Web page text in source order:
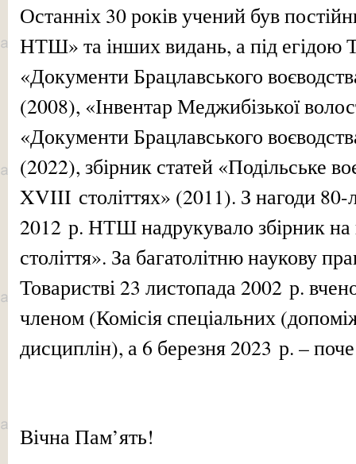
Останніх 30 років учений був
НТШ» та інших видань, а під егідою
«Документи Брацлавського
(2008), «Інвентар Меджибізької
«Документи Брацлавського
(2022), збірник статей «Подільське
XVIII століттях» (2011). З нагоди
2012 р. НТШ надрукувало збірник на
століття». За багатолітню наукову
Товаристві 23 листопада 2002 р.
членом (Комісія спеціальних
дисциплін), а 6 березня 2023 р. –
Вічна Пам’ять!